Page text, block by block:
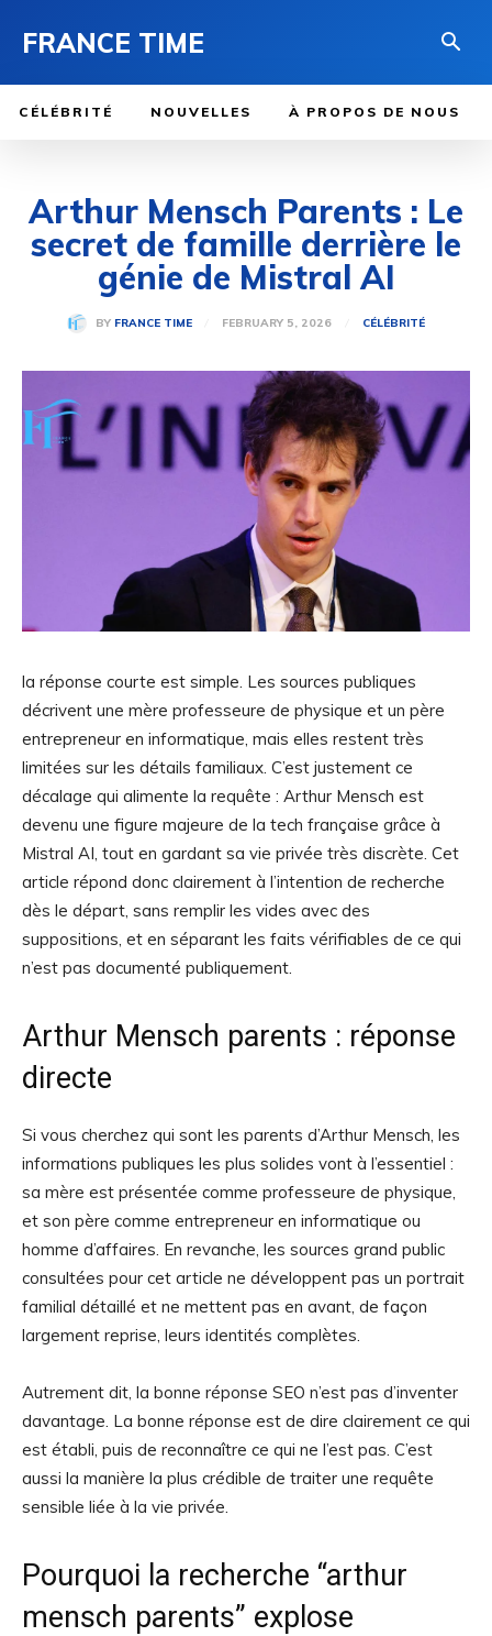
FRANCE TIME
CÉLÉBRITÉ NOUVELLES À PROPOS DE NOUS
Arthur Mensch Parents : Le
secret de famille derrière le
génie de Mistral AI
BY FRANCE TIME FEBRUARY 5, 2026 CÉLÉBRITÉ
la réponse courte est simple. Les sources publiques
décrivent une mère professeure de physique et un père
entrepreneur en informatique, mais elles restent très
limitées sur les détails familiaux. C’est justement ce
décalage qui alimente la requête : Arthur Mensch est
devenu une figure majeure de la tech française grâce à
Mistral AI, tout en gardant sa vie privée très discrète. Cet
article répond donc clairement à l’intention de recherche
dès le départ, sans remplir les vides avec des
suppositions, et en séparant les faits vérifiables de ce qui
n’est pas documenté publiquement.
Arthur Mensch parents : réponse
directe
Si vous cherchez qui sont les parents d’Arthur Mensch, les
informations publiques les plus solides vont à l’essentiel :
sa mère est présentée comme professeure de physique,
et son père comme entrepreneur en informatique ou
homme d’affaires. En revanche, les sources grand public
consultées pour cet article ne développent pas un portrait
familial détaillé et ne mettent pas en avant, de façon
largement reprise, leurs identités complètes.
Autrement dit, la bonne réponse SEO n’est pas d’inventer
davantage. La bonne réponse est de dire clairement ce qui
est établi, puis de reconnaître ce qui ne l’est pas. C’est
aussi la manière la plus crédible de traiter une requête
sensible liée à la vie privée.
Pourquoi la recherche “arthur
mensch parents” explose